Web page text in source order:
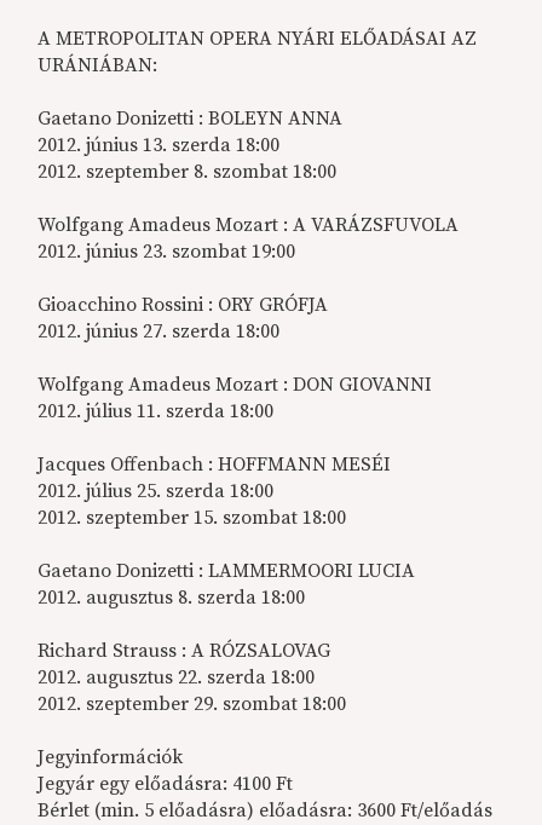
A METROPOLITAN OPERA NYÁRI ELŐADÁSAI AZ
URÁNIÁBAN:
Gaetano Donizetti : BOLEYN ANNA
2012. június 13. szerda 18:00
2012. szeptember 8. szombat 18:00
Wolfgang Amadeus Mozart : A VARÁZSFUVOLA
2012. június 23. szombat 19:00
Gioacchino Rossini : ORY GRÓFJA
2012. június 27. szerda 18:00
Wolfgang Amadeus Mozart : DON GIOVANNI
2012. július 11. szerda 18:00
Jacques Offenbach : HOFFMANN MESÉI
2012. július 25. szerda 18:00
2012. szeptember 15. szombat 18:00
Gaetano Donizetti : LAMMERMOORI LUCIA
2012. augusztus 8. szerda 18:00
Richard Strauss : A RÓZSALOVAG
2012. augusztus 22. szerda 18:00
2012. szeptember 29. szombat 18:00
Jegyinformációk
Jegyár egy előadásra: 4100 Ft
Bérlet (min. 5 előadásra) előadásra: 3600 Ft/előadás